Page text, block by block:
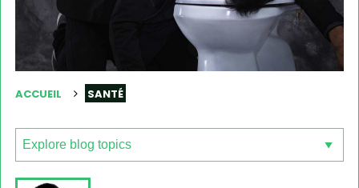
ACCUEIL SANTÉ